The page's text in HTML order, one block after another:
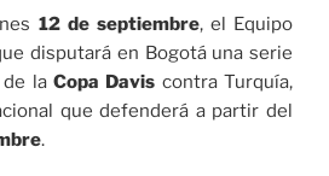
12 de septiembre, el Equipo
disputará en Bogotá una serie
la Copa Davis contra Turquía,
que defenderá a partir del
.